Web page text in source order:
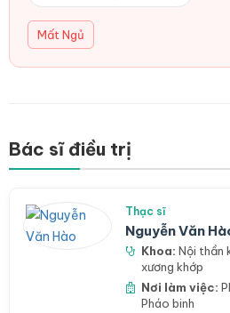
Mất Ngủ
Bác sĩ điều trị
Thạc sĩ
Nguyễn Văn
Khoa: Nội thần
xương khớp
Nơi làm việc:
Pháo binh